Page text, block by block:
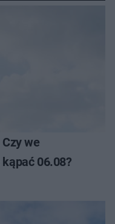
we
kąpać 06.08?